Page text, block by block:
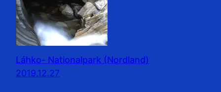
Láhko- Nationalpark (Nordland)
2019.12.27